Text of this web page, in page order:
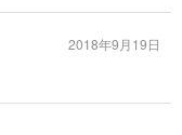
2018年9月19日